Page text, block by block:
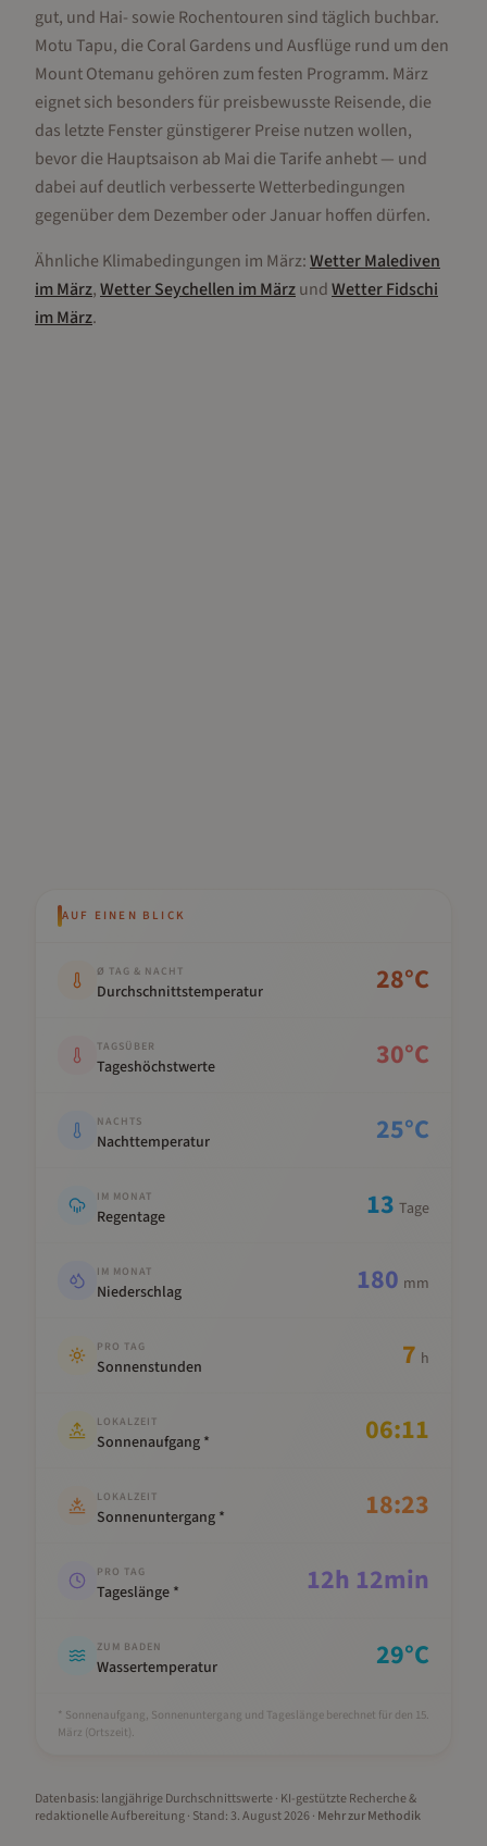
gut, und Hai- sowie Rochentouren sind täglich buchbar.
Motu Tapu, die Coral Gardens und Ausflüge rund um den
Mount Otemanu gehören zum festen Programm. März
eignet sich besonders für preisbewusste Reisende, die
das letzte Fenster günstigerer Preise nutzen wollen,
bevor die Hauptsaison ab Mai die Tarife anhebt — und
dabei auf deutlich verbesserte Wetterbedingungen
gegenüber dem Dezember oder Januar hoffen dürfen.
Ähnliche Klimabedingungen im März:WetterMalediven
imMärz,WetterSeychellen imMärzundWetterFidschi
imMärz.
AUF EINEN BLICK
Ø TAG & NACHT
Durchschnittstemperatur 28°C
TAGSÜBER
Tageshöchstwerte 30°C
NACHTS
Nachttemperatur 25°C
IM MONAT
Regentage 13 Tage
IM MONAT
Niederschlag 180 mm
PRO TAG
Sonnenstunden 7 h
LOKALZEIT
Sonnenaufgang * 06:11
LOKALZEIT
Sonnenuntergang * 18:23
PRO TAG
Tageslänge * 12h 12min
ZUM BADEN
Wassertemperatur 29°C
* Sonnenaufgang, Sonnenuntergang und Tageslänge berechnet für den 15.
März (Ortszeit).
Datenbasis: langjährige Durchschnittswerte · KI-gestützte Recherche &
redaktionelle Aufbereitung· Stand: 3. August 2026· Mehr zur Methodik